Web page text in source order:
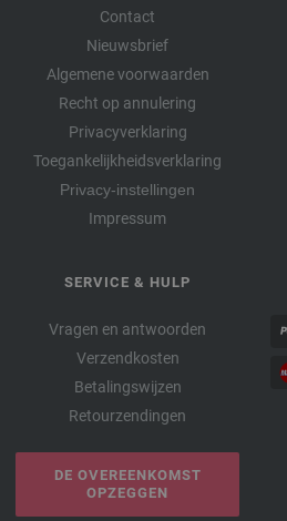
Contact
Nieuwsbrief
Algemene voorwaarden
Recht op annulering
Privacyverklaring
Toegankelijkheidsverklaring
Privacy-instellingen
Impressum
SERVICE & HULP
Vragen en antwoorden
Verzendkosten
Betalingswijzen
Retourzendingen
DE OVEREENKOMST
OPZEGGEN